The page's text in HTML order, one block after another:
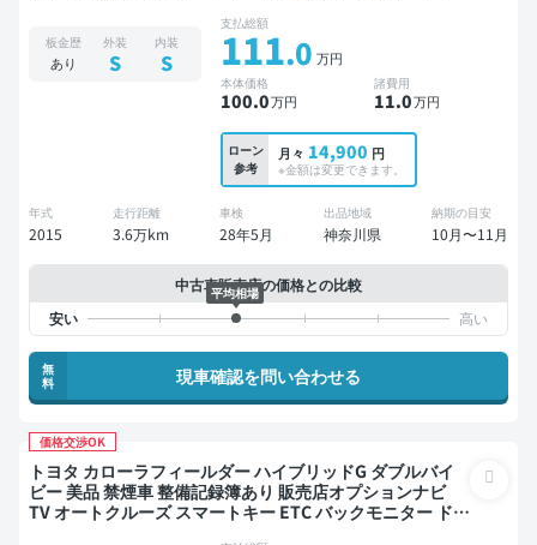
板金歴
あり
外装
S
内装
S
支払総額
111.0 万円
本体価格
100.0万円
諸費用
11.0万円
ローン
参考
月々 14,900 円
※金額は変更できます。
年式
2015
走行距離
3.6万km
車検
28年5月
出品地域
神奈川県
納期の目安
10月〜11月
中古車販売店の価格との比較
平均相場
無
料
現車確認を問い合わせる
価格交渉OK
トヨタ カローラフィールダー ハイブリッドG ダブルバイ
ビー 美品 禁煙車 整備記録簿あり 販売店オプションナビ
TV オートクルーズ スマートキー ETC バックモニター ドラ